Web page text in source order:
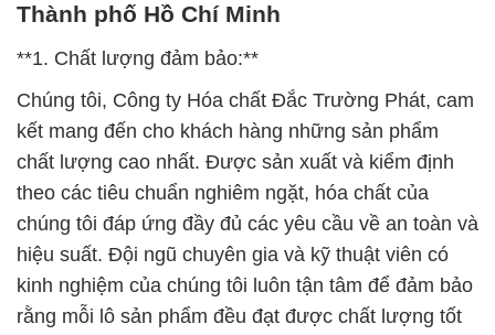
Thành phố Hồ Chí Minh
**1. Chất lượng đảm bảo:**
Chúng tôi, Công ty Hóa chất Đắc Trường Phát, cam
kết mang đến cho khách hàng những sản phẩm
chất lượng cao nhất. Được sản xuất và kiểm định
theo các tiêu chuẩn nghiêm ngặt, hóa chất của
chúng tôi đáp ứng đầy đủ các yêu cầu về an toàn và
hiệu suất. Đội ngũ chuyên gia và kỹ thuật viên có
kinh nghiệm của chúng tôi luôn tận tâm để đảm bảo
rằng mỗi lô sản phẩm đều đạt được chất lượng tốt